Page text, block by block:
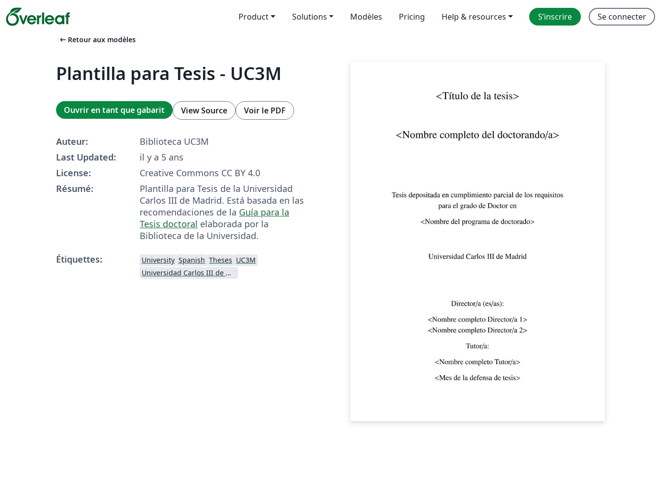
Product Solutions Modèles Pricing Help & resources S’inscrire Se connecter
arrow_left_alt Retour aux modèles
Plantilla para Tesis - UC3M
Ouvrir en tant que gabarit View Source Voir le PDF
Auteur:
Biblioteca UC3M
Last Updated:
il y a 5 ans
License:
Creative Commons CC BY 4.0
Résumé:
Plantilla para Tesis de la Universidad
Carlos III de Madrid. Está basada en las
recomendaciones de la Guía para la
Tesis doctoral elaborada por la
Biblioteca de la Universidad.
Étiquettes:
University Spanish Theses UC3M
Universidad Carlos III de Madrid